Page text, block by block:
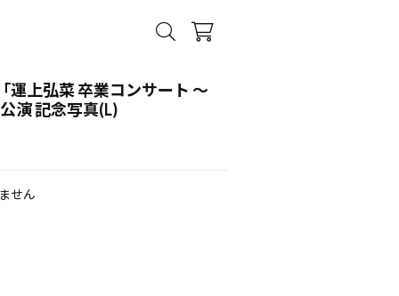
運上弘菜 卒業コンサート ～
演 記念写真(L)
せん